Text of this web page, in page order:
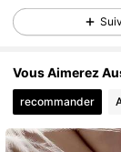
Vous Aimerez
recommander